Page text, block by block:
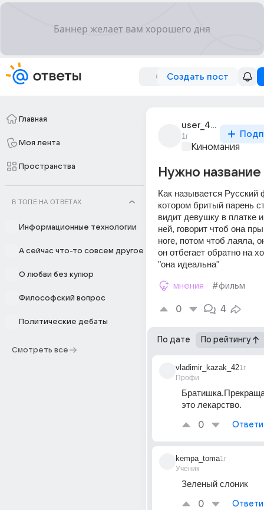
Создать пост
Главная
Моя лента
Пространства
В ТОПЕ НА ОТВЕТАХ
Информационные технологии
А сейчас что-то совсем другое
О любви без купюр
Философский вопрос
Политические дебаты
Смотреть все
user_43598609
1г
Киномания
Нужно
Как называется Русский
котором бритый парень
видит девушку в платке
ней, говорит чтоб она
ноге, потом чтоб лаяла,
он отбегает обратно на
"она идеальна"
мнения #фильм
0 4
По дате По рейтингу
vladimir_kazak_42
Профи
1г
это лекарство.
0
kempa_toma
Ученик
1г
Зеленый слоник
0